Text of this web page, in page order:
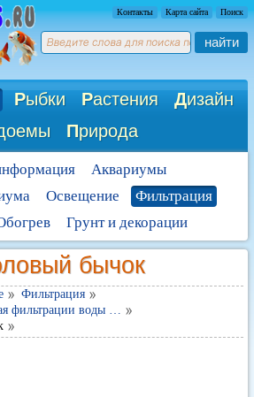
Контакты Карта сайта Поиск
найти
Рыбки Растения Дизайн
Природа
Аквариумы
Освещение
Фильтрация
Грунт и декорации
бычок
Фильтрация
фильтрации воды …